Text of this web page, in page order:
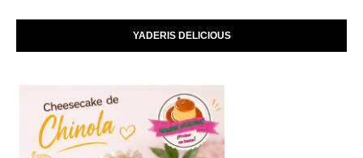
YADERIS DELICIOUS